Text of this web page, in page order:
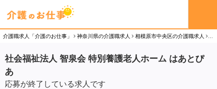
介護職求人「介護のお仕事」 神奈川県の介護職求人 相模原市中央区の介護職求人
社会福祉法人 智泉会 特別養護老人ホーム はあとぴ
あ
応募が終了している求人です